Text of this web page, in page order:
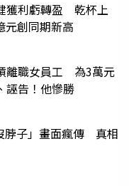
獲利虧轉盈 乾杯上
元創同期新高
離職女員工 為3萬元
誣告！他慘勝
脖子」畫面瘋傳 真相